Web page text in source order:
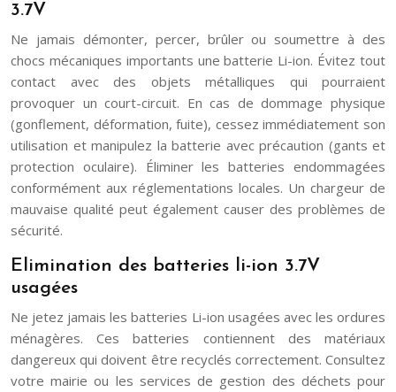
3.7V
Ne jamais démonter, percer, brûler ou soumettre à des
chocs mécaniques importants une batterie Li-ion. Évitez tout
contact avec des objets métalliques qui pourraient
provoquer un court-circuit. En cas de dommage physique
(gonflement, déformation, fuite), cessez immédiatement son
utilisation et manipulez la batterie avec précaution (gants et
protection oculaire). Éliminer les batteries endommagées
conformément aux réglementations locales. Un chargeur de
mauvaise qualité peut également causer des problèmes de
sécurité.
Elimination des batteries li-ion 3.7V
usagées
Ne jetez jamais les batteries Li-ion usagées avec les ordures
ménagères. Ces batteries contiennent des matériaux
dangereux qui doivent être recyclés correctement. Consultez
votre mairie ou les services de gestion des déchets pour